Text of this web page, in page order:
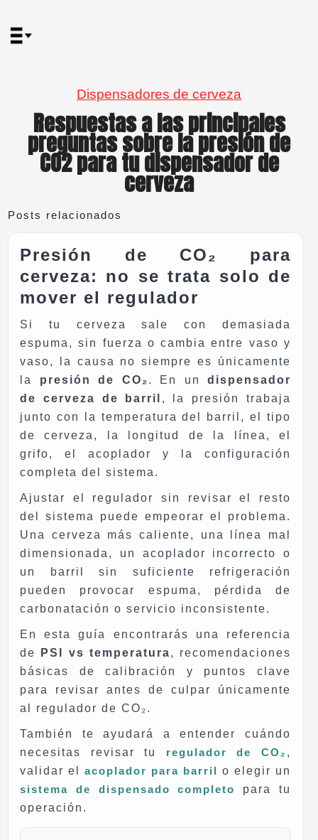
Dispensadores de cerveza
Respuestas a las principales
preguntas sobre la presión de
CO2 para tu dispensador de
cerveza
Posts relacionados
Presión de CO₂ para
cerveza: no se trata solo de
mover el regulador
Si tu cerveza sale con demasiada
espuma, sin fuerza o cambia entre vaso y
vaso, la causa no siempre es únicamente
la presión de CO₂ . En un dispensador
de cerveza de barril , la presión trabaja
junto con la temperatura del barril, el tipo
de cerveza, la longitud de la línea, el
grifo, el acoplador y la configuración
completa del sistema.
Ajustar el regulador sin revisar el resto
del sistema puede empeorar el problema.
Una cerveza más caliente, una línea mal
dimensionada, un acoplador incorrecto o
un barril sin suficiente refrigeración
pueden provocar espuma, pérdida de
carbonatación o servicio inconsistente.
En esta guía encontrarás una referencia
de
PSI vs temperatura, recomendaciones
básicas de calibración y puntos clave
para revisar antes de culpar únicamente
al regulador de CO₂.
También te ayudará a entender cuándo
necesitas revisar tu regulador de CO₂ ,
validar el acoplador para barril o elegir un
sistema de dispensado completo
para tu
operación.